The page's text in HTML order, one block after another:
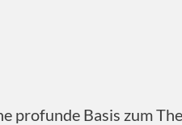
Basis zum